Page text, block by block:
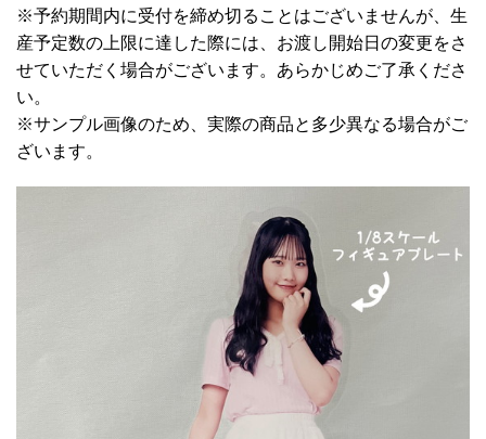
※予約期間内に受付を締め切ることはございませんが、生
産予定数の上限に達した際には、お渡し開始日の変更をさ
せていただく場合がございます。あらかじめご了承くださ
い。
※サンプル画像のため、実際の商品と多少異なる場合がご
ざいます。